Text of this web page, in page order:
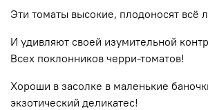
Эти томаты высокие, плодоносят всё
И удивляют своей изумительной
Всех поклонников черри-томатов!
Хороши в засолке в маленькие
экзотический деликатес!